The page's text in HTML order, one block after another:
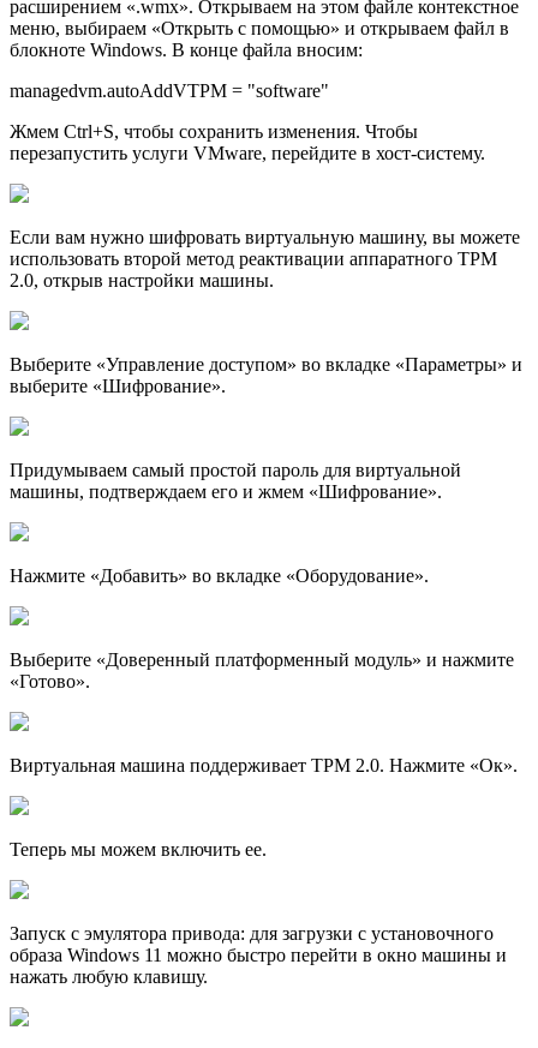
расширением «.wmx». Открываем на этом файле контекстное
меню, выбираем «Открыть с помощью» и открываем файл в
блокноте Windows. В конце файла вносим:
managedvm.autoAddVTPM = "software"
Жмем Ctrl+S, чтобы сохранить изменения. Чтобы
перезапустить услуги VMware, перейдите в хост-систему.
Если вам нужно шифровать виртуальную машину, вы можете
использовать второй метод реактивации аппаратного TPM
2.0, открыв настройки машины.
Выберите «Управление доступом» во вкладке «Параметры» и
выберите «Шифрование».
Придумываем самый простой пароль для виртуальной
машины, подтверждаем его и жмем «Шифрование».
Нажмите «Добавить» во вкладке «Оборудование».
Выберите «Доверенный платформенный модуль» и нажмите
«Готово».
Виртуальная машина поддерживает TPM 2.0. Нажмите «Ок».
Теперь мы можем включить ее.
Запуск с эмулятора привода: для загрузки с установочного
образа Windows 11 можно быстро перейти в окно машины и
нажать любую клавишу.